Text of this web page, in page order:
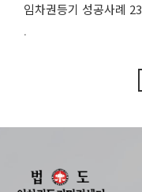
임차권등기 성공사례 23
.